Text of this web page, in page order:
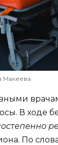
Макеева
В ходе
По